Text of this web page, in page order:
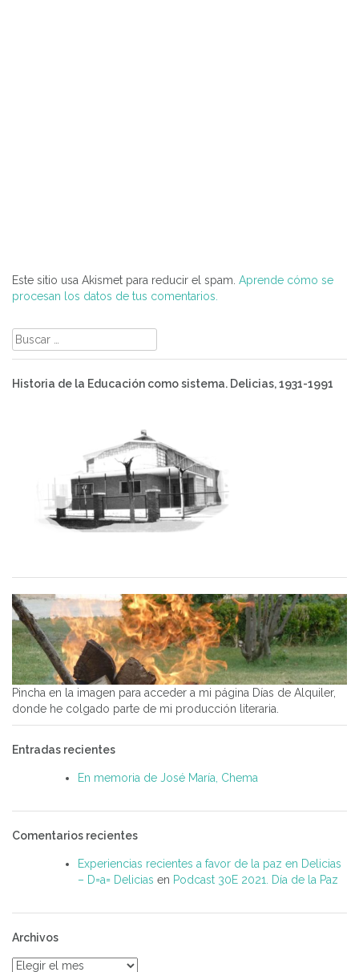
Este sitio usa Akismet para reducir el spam. Aprende cómo se
procesan los datos de tus comentarios.
Buscar:
Historia de la Educación como sistema. Delicias, 1931-1991
Pincha en la imagen para acceder a mi página Días de Alquiler,
donde he colgado parte de mi producción literaria.
Entradas recientes
En memoria de José María, Chema
Comentarios recientes
Experiencias recientes a favor de la paz en Delicias
– D=a= Delicias en Podcast 30E 2021. Día de la Paz
Archivos
Archivos